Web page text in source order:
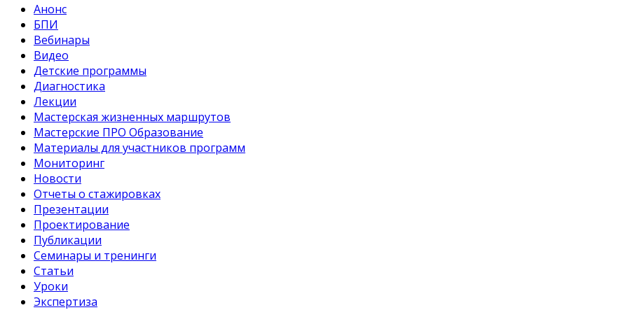
Анонс
БПИ
Вебинары
Видео
Детские программы
Диагностика
Лекции
Мастерская жизненных маршрутов
Мастерские ПРО Образование
Материалы для участников программ
Мониторинг
Новости
Отчеты о стажировках
Презентации
Проектирование
Публикации
Семинары и тренинги
Статьи
Уроки
Экспертиза